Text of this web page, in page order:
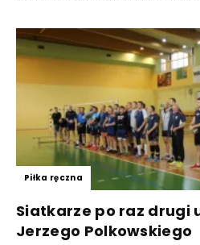
Piłka ręczna
Siatkarze po raz drugi
Jerzego Polkowskiego